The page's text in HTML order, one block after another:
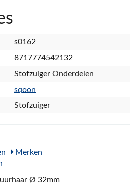
s0162
8717774542132
Stofzuiger Onderdelen
sqoon
Stofzuiger
Merken
Ø 32mm